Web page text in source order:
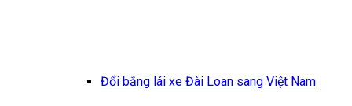
Đổi bằng lái xe Đài Loan sang Việt Nam